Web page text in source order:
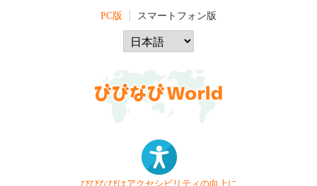
PC版 スマートフォン版
びびなびはアクセシビリティの向上に